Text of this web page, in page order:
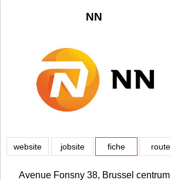
NN
website jobsite fiche route
Avenue Fonsny 38, Brussel centrum